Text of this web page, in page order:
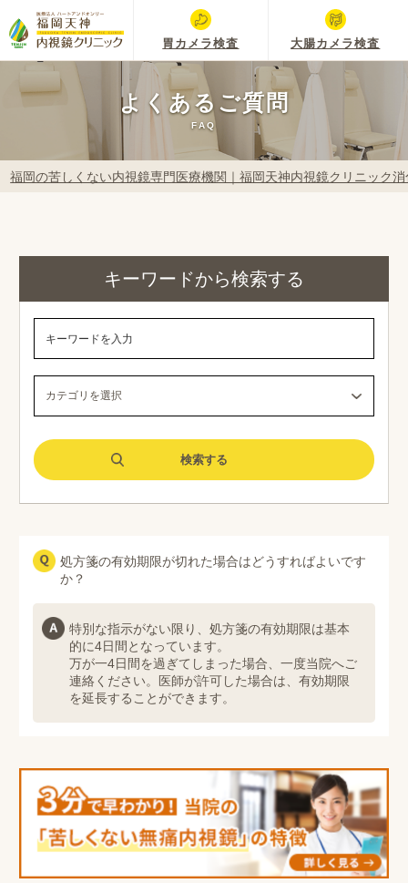
胃カメラ検査 大腸カメラ検査
よくあるご質問
FAQ
福岡の苦しくない内視鏡専門医療機関｜福岡天神内視鏡クリニック
キーワードから検索する
処方箋の有効期限が切れた場合はどうすればよいです
か？
特別な指示がない限り、処方箋の有効期限は基本
的に4日間となっています。
万が一4日間を過ぎてしまった場合、一度当院へご
連絡ください。医師が許可した場合は、有効期限
を延長することができます。